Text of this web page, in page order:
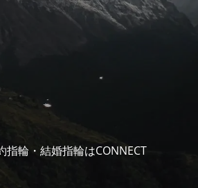
指輪・結婚指輪はCONNECT